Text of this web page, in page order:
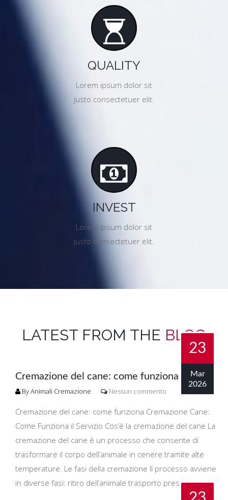
QUALITY
Lorem ipsum dolor sit
justo consectetuer elit.
INVEST
Lorem ipsum dolor sit
justo consectetuer elit.
LATEST FROM THE BLOG
23
Mar
2026
Cremazione del cane: come funziona
By Animali Cremazione Nessun commento
Cremazione del cane: come funziona Cremazione Cane:
Come Funziona il Servizio Cos’è la cremazione del cane La
cremazione del cane è un processo che consente di
trasformare il corpo dell’animale in cenere tramite alte
temperature. Le fasi della cremazione Il processo avviene
in diverse fasi: ritiro dell’animale trasporto presso...